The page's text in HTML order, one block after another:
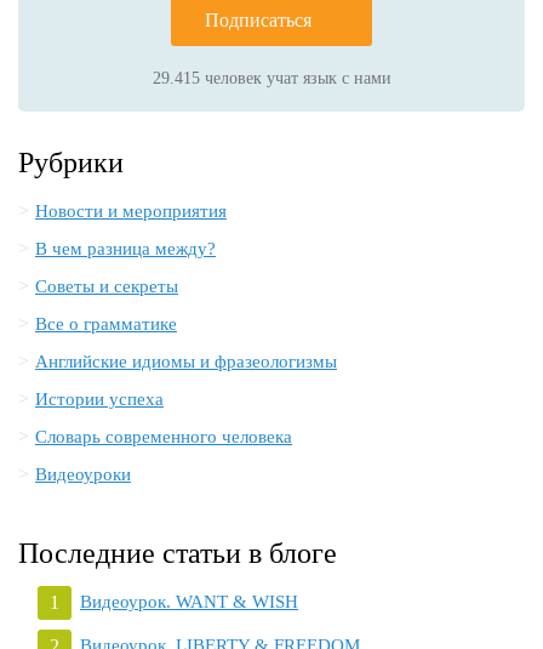
Подписаться
29.415человек учат язык с нами
Рубрики
Новости и мероприятия
В чем разница между?
Советы и секреты
Все о грамматике
Английские идиомы и фразеологизмы
Истории успеха
Словарь современного человека
Видеоуроки
Последние статьи в блоге
Видеоурок. WANT & WISH